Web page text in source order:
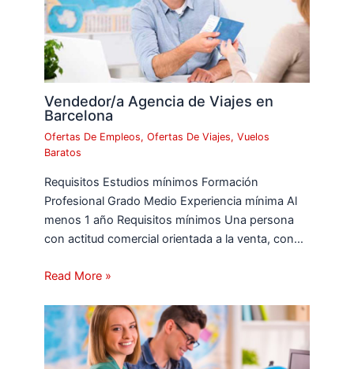
Vendedor/a Agencia de Viajes en
Barcelona
Ofertas De Empleos,Ofertas De Viajes,Vuelos
Baratos
Requisitos Estudios mínimos Formación
Profesional Grado Medio Experiencia mínima Al
menos 1 año Requisitos mínimos Una persona
con actitud comercial orientada a la venta, con…
Read More »